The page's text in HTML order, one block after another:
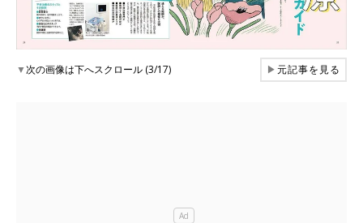
▼次の画像は下へスクロール (3/17) ▶元記事を見る